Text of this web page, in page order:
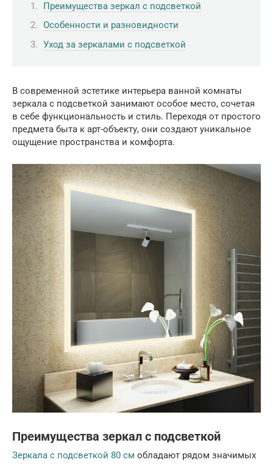
Преимущества зеркал с подсветкой
Особенности и разновидности
Уход за зеркалами с подсветкой
В современной эстетике интерьера ванной комнаты
зеркала с подсветкой занимают особое место, сочетая
в себе функциональность и стиль. Переходя от простого
предмета быта к арт-объекту, они создают уникальное
ощущение пространства и комфорта.
Преимущества зеркал с подсветкой
Зеркала с подсветкой 80 см обладают рядом значимых